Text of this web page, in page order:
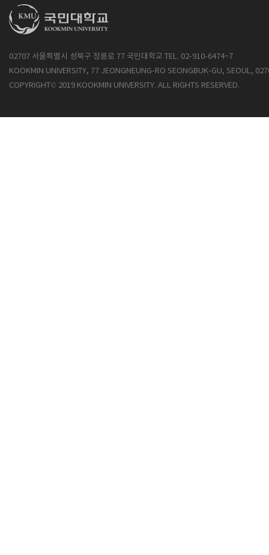
02707 서울특별시 성북구 정릉로 77 국민대학교 TEL. 02-910-6474~7
KOOKMIN UNIVERSITY, 77 JEONGNEUNG-RO SEONGBUK-GU, SEOUL,
COPYRIGHT© 2019 KOOKMIN UNIVERSITY. ALL RIGHTS RESERVED.